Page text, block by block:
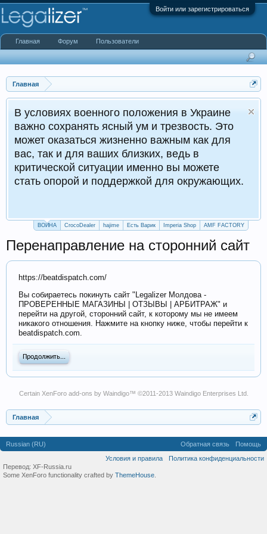
Войти или зарегистрироваться
Главная
военного положения в Украине
ясный ум и трезвость. Это
жизненно важным как для
для ваших близких, ведь в
ситуации именно вы можете
и поддержкой для окружающих.
ВОЙНА CrocoDealer hajime Есть Варик Imperia Shop AMF FACTORY
Перенаправление на сторонний сайт
https://beatdispatch.com/
Вы собираетесь покинуть сайт "Legalizer Молдова -
ПРОВЕРЕННЫЕ МАГАЗИНЫ | ОТЗЫВЫ | АРБИТРАЖ" и
перейти на другой, сторонний сайт, к которому мы не имеем
никакого отношения. Нажмите на кнопку ниже, чтобы перейти к
beatdispatch.com.
Продолжить...
Certain XenForo add-ons by Waindigo™ ©2011-2013 Waindigo Enterprises Ltd.
Главная
Главная Форум Пользователи
Russian (RU) Обратная связь
Помощь
Условия и правила
Политика конфиденциальности
Перевод: XF-Russia.ru
Some XenForo functionality crafted by ThemeHouse